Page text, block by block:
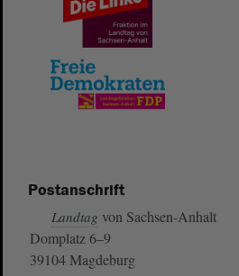
Postanschrift
Landtag von Sachsen-Anhalt
Domplatz 6–9
39104 Magdeburg